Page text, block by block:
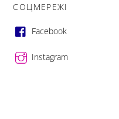
СОЦМЕРЕЖІ
Facebook
Instagram